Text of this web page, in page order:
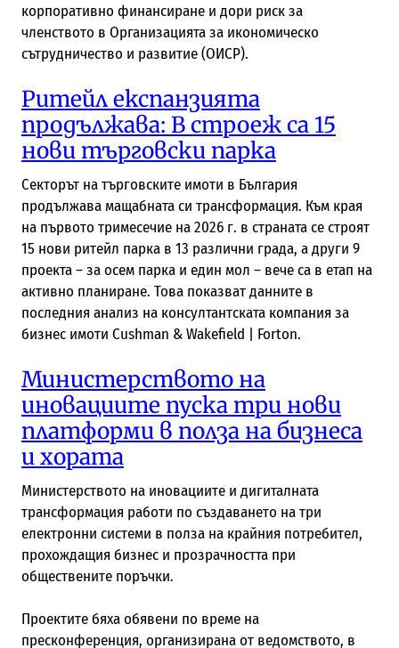
корпоративно финансиране и дори риск за
членството в Организацията за икономическо
сътрудничество и развитие (ОИСР).
Ритейл експанзията
продължава: В строеж са 15
нови търговски парка
Секторът на търговските имоти в България
продължава мащабната си трансформация. Към края
на първото тримесечие на 2026 г. в страната се строят
15 нови ритейл парка в 13 различни града, а други 9
проекта – за осем парка и един мол – вече са в етап на
активно планиране. Това показват данните в
последния анализ на консултантската компания за
бизнес имоти Cushman & Wakefield | Forton.
Министерството на
иновациите пуска три нови
платформи в полза на бизнеса
и хората
Министерството на иновациите и дигиталната
трансформация работи по създаването на три
електронни системи в полза на крайния потребител,
прохождащия бизнес и прозрачността при
обществените поръчки.
Проектите бяха обявени по време на
пресконференция, организирана от ведомството, в